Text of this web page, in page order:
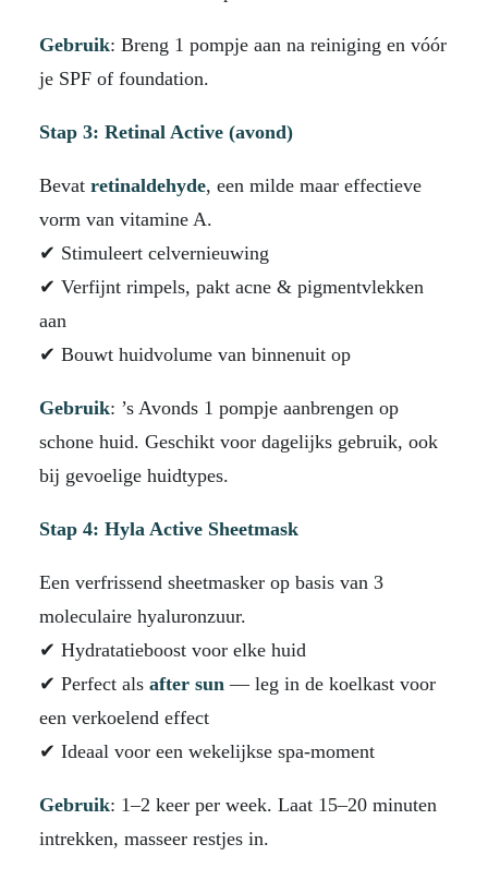
Gebruik: Breng 1 pompje aan na reiniging en vóór
je SPF of foundation.
Stap 3: Retinal Active (avond)
Bevat retinaldehyde, een milde maar effectieve
vorm van vitamine A.
✔ Stimuleert celvernieuwing
✔ Verfijnt rimpels, pakt acne & pigmentvlekken
aan
✔ Bouwt huidvolume van binnenuit op
Gebruik: ’s Avonds 1 pompje aanbrengen op
schone huid. Geschikt voor dagelijks gebruik, ook
bij gevoelige huidtypes.
Stap 4: Hyla Active Sheetmask
Een verfrissend sheetmasker op basis van 3
moleculaire hyaluronzuur.
✔ Hydratatieboost voor elke huid
✔ Perfect als after sun — leg in de koelkast voor
een verkoelend effect
✔ Ideaal voor een wekelijkse spa-moment
Gebruik: 1–2 keer per week. Laat 15–20 minuten
intrekken, masseer restjes in.